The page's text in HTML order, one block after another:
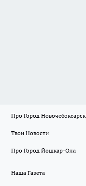
Про Город Новочебоксарск
Твои Новости
Про Город Йошкар-Ола
Наша Газета